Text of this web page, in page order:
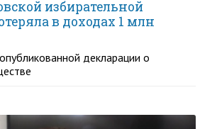
избирательной
в доходах 1 млн
декларации о